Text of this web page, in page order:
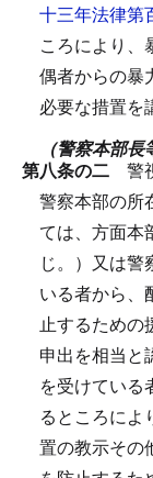
十三年法律第
ころにより、
偶者からの暴
必要な措置を
（警察本部長
第八条の二 警
警察本部の所
ては、方面本
じ。）又は警
いる者から、
止するための
申出を相当と
を受けている
るところによ
置の教示その